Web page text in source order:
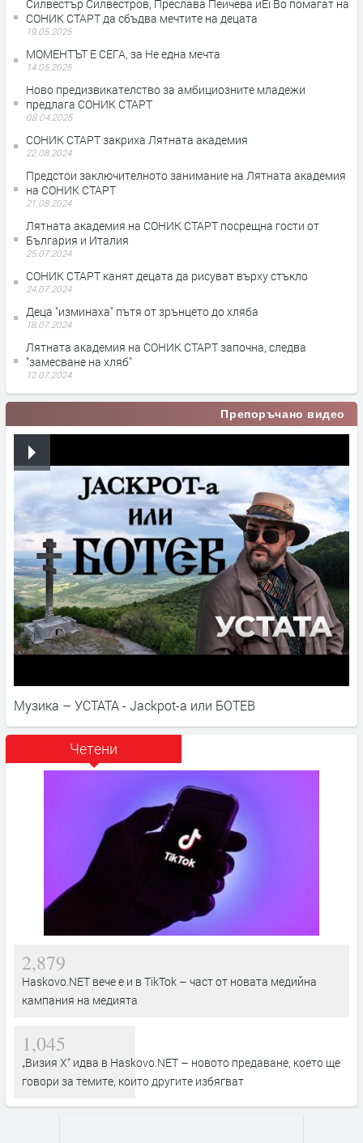
Силвестър Силвестров, Преслава Пейчева иEi Bo помагат на
СОНИК СТАРТ да сбъдва мечтите на децата
19.05.2025
МОМЕНТЪТ Е СЕГА, за Не една мечта
14.05.2025
Ново предизвикателство за амбициозните младежи
предлага СОНИК СТАРТ
08.04.2025
СОНИК СТАРТ закриха Лятната академия
22.08.2024
Предстои заключителното занимание на Лятната академия
на СОНИК СТАРТ
21.08.2024
Лятната академия на СОНИК СТАРТ посрещна гости от
България и Италия
25.07.2024
СОНИК СТАРТ канят децата да рисуват върху стъкло
24.07.2024
Деца "изминаха" пътя от зрънцето до хляба
18.07.2024
Лятната академия на СОНИК СТАРТ започна, следва
"замесване на хляб"
12.07.2024
Препоръчано видео
Музика – УСТАТА - Jackpot-a или БОТЕВ
Четени
2,879
Haskovo.NET вече е и в TikTok – част от новата медийна
кампания на медията
1,045
„Визия Х“ идва в Haskovo.NET – новото предаване, което ще
говори за темите, които другите избягват